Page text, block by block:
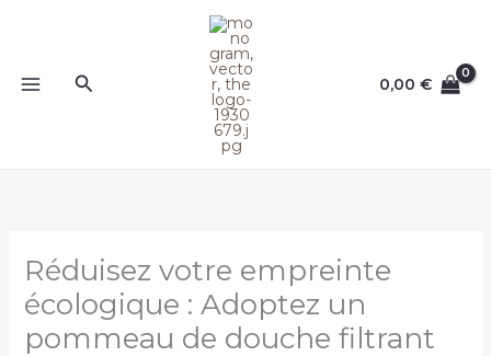
Rechercher 0,00€
Réduisez votre empreinte
écologique : Adoptez un
pommeau de douche filtrant